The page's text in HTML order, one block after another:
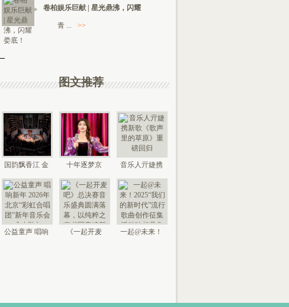
卷柏娱乐巨献 | 星光鼎沸，闪耀
青 ... >>
图文推荐
国韵飘香江 金
钟鸣未来 “时代
国
十年逐梦京
城，以艺传情
家乡——
音乐人亓婕携
新歌《歌声里
的草
公益童声 唱响
《一起开麦
一起@未来！